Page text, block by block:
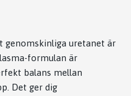
genomskinliga uretanet är
formulan är
balans mellan
Det ger dig